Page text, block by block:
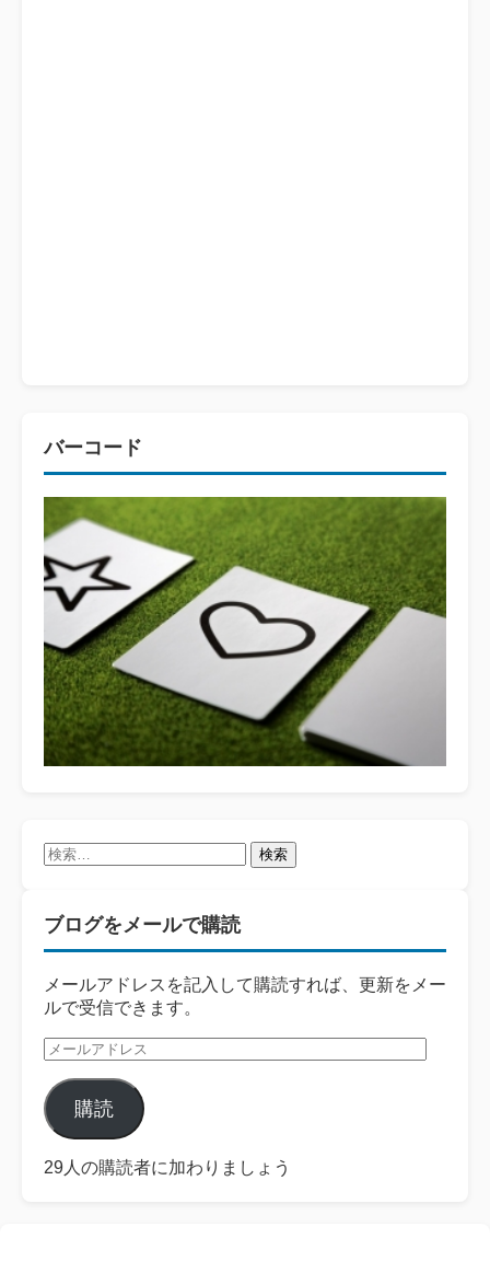
バーコード
検
ブログをメールで購読
メールアドレスを記入して購読すれば、更新をメー
ルで受信できます。
メ
ル
ア
ド
レ
購読
29人の購読者に加わりましょう